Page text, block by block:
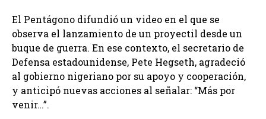
El Pentágono difundió un video en el que se
observa el lanzamiento de un proyectil desde un
buque de guerra. En ese contexto, el secretario de
Defensa estadounidense, Pete Hegseth, agradeció
al gobierno nigeriano por su apoyo y cooperación,
y anticipó nuevas acciones al señalar: “Más por
venir…”.